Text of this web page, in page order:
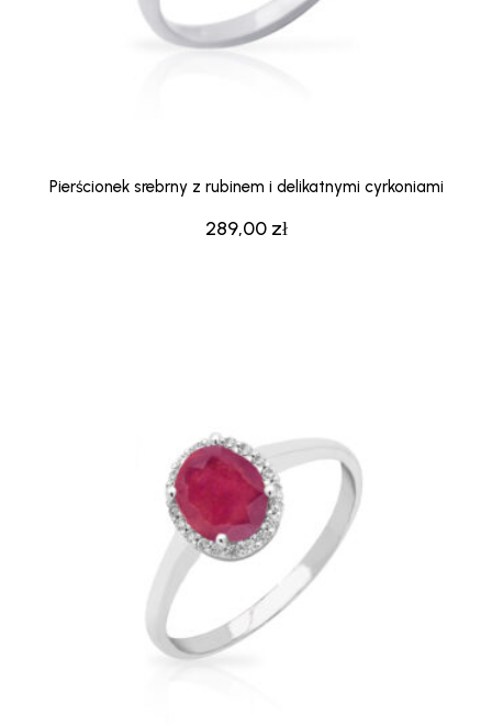
289,00 zł
Pierścionek srebrny z rubinem i delikatnymi cyrkoniami